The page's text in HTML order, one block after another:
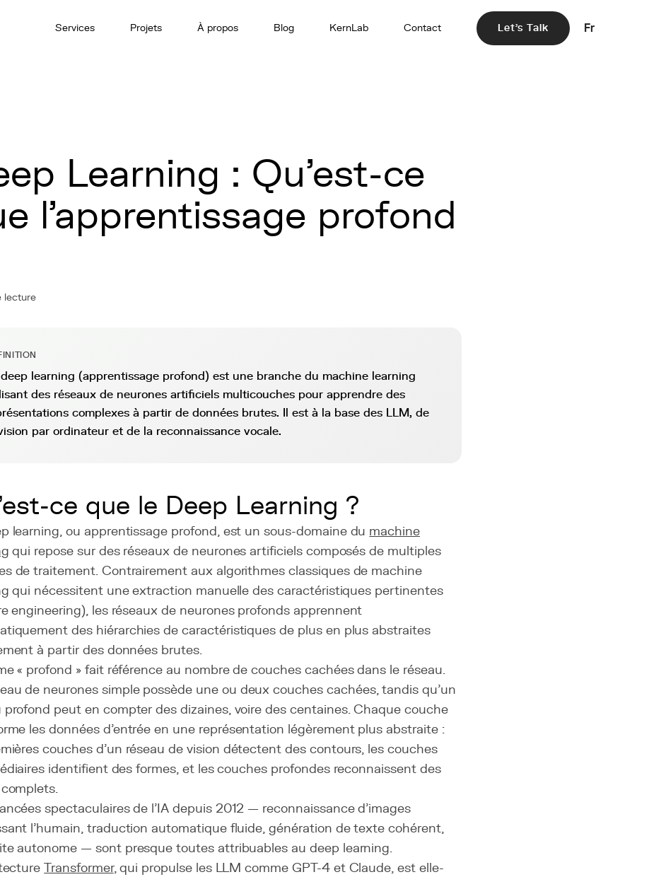
Services Projets À propos Blog KernLab Contact Let's Talk Fr
Learning : Qu'est-ce
l'apprentissage profond
lecture
learning (apprentissage profond) est une branche du machine learning
des réseaux de neurones artificiels multicouches pour apprendre des
complexes à partir de données brutes. Il est à la base des LLM, de
par ordinateur et de la reconnaissance vocale.
ce que le Deep Learning ?
learning, ou apprentissage profond, est un sous-domaine du machine
qui repose sur des réseaux de neurones artificiels composés de multiples
de traitement. Contrairement aux algorithmes classiques de machine
qui nécessitent une extraction manuelle des caractéristiques pertinentes
engineering), les réseaux de neurones profonds apprennent
des hiérarchies de caractéristiques de plus en plus abstraites
à partir des données brutes.
« profond » fait référence au nombre de couches cachées dans le réseau.
de neurones simple possède une ou deux couches cachées, tandis qu'un
profond peut en compter des dizaines, voire des centaines. Chaque couche
les données d'entrée en une représentation légèrement plus abstraite :
couches d'un réseau de vision détectent des contours, les couches
identifient des formes, et les couches profondes reconnaissent des
spectaculaires de l'IA depuis 2012 — reconnaissance d'images
l'humain, traduction automatique fluide, génération de texte cohérent,
autonome — sont presque toutes attribuables au deep learning.
Transformer, qui propulse les LLM comme GPT-4 et Claude, est elle-